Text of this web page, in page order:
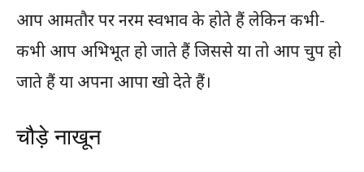
आप आमतौर पर नरम स्वभाव के होते हैं लेकिन कभी-
कभी आप अभिभूत हो जाते हैं जिससे या तो आप चुप हो
जाते हैं या अपना आपा खो देते हैं।
चौड़े नाखून